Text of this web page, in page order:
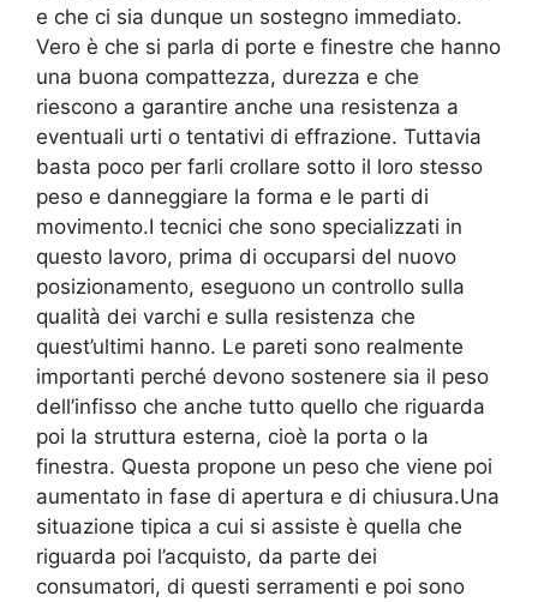
e che ci sia dunque un sostegno immediato.
Vero è che si parla di porte e finestre che hanno
una buona compattezza, durezza e che
riescono a garantire anche una resistenza a
eventuali urti o tentativi di effrazione. Tuttavia
basta poco per farli crollare sotto il loro stesso
peso e danneggiare la forma e le parti di
movimento.I tecnici che sono specializzati in
questo lavoro, prima di occuparsi del nuovo
posizionamento, eseguono un controllo sulla
qualità dei varchi e sulla resistenza che
quest’ultimi hanno. Le pareti sono realmente
importanti perché devono sostenere sia il peso
dell’infisso che anche tutto quello che riguarda
poi la struttura esterna, cioè la porta o la
finestra. Questa propone un peso che viene poi
aumentato in fase di apertura e di chiusura.Una
situazione tipica a cui si assiste è quella che
riguarda poi l’acquisto, da parte dei
consumatori, di questi serramenti e poi sono